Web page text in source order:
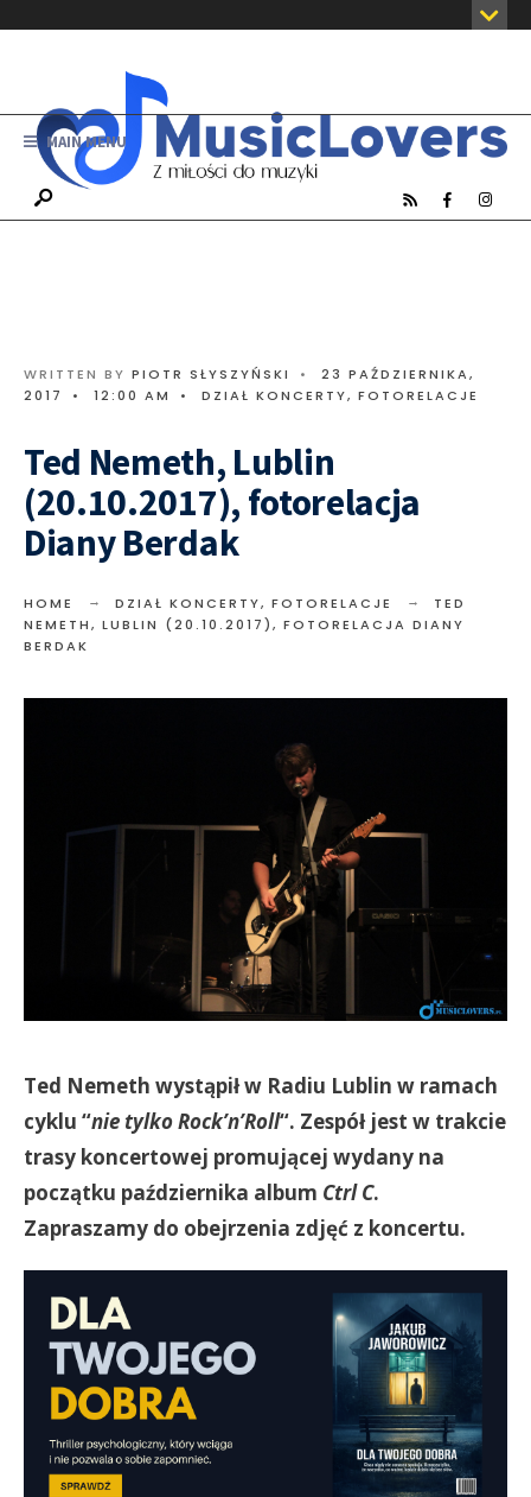
MAIN MENU
WRITTEN BY PIOTR SŁYSZYŃSKI •
23 PAŹDZIERNIKA,
2017
• 12:00 AM • DZIAŁ KONCERTY, FOTORELACJE
Ted Nemeth, Lublin
(20.10.2017), fotorelacja
Diany Berdak
HOME DZIAŁ KONCERTY, FOTORELACJE
TED
NEMETH, LUBLIN (20.10.2017), FOTORELACJA DIANY
BERDAK
Ted Nemeth wystąpił w Radiu Lublin w ramach
cyklu “nie tylko Rock’n’Roll“. Zespół jest w trakcie
trasy koncertowej promującej wydany na
początku października album Ctrl C.
Zapraszamy do obejrzenia zdjęć z koncertu.